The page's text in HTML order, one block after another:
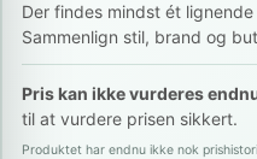
Der findes mindst ét
Sammenlign stil, brand og
Pris kan ikke vurderes
til at vurdere prisen sikkert.
Produktet har endnu ikke nok